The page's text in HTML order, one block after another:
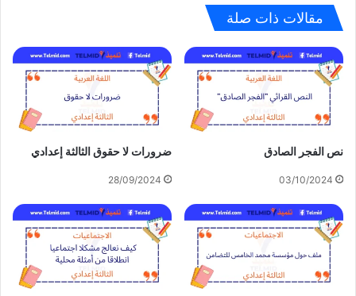
مقالات ذات صلة
نص الفجر الصادق
03/10/2024
ضرورات لا حقوق الثالثة إعدادي
28/09/2024